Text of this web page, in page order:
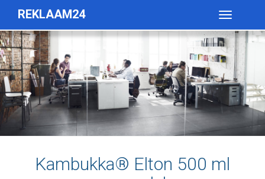
REKLAAM24
Toggle
Kambukka® Elton 500 ml